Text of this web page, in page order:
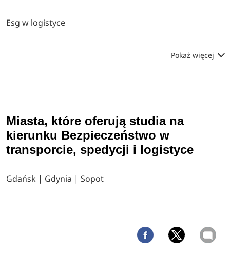
Esg w logistyce
Pokaż więcej
Miasta, które oferują studia na
kierunku Bezpieczeństwo w
transporcie, spedycji i logistyce
Gdańsk | Gdynia | Sopot